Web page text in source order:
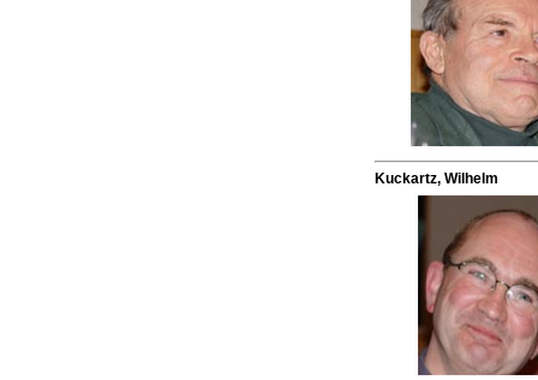
Kuckartz, Wilhelm